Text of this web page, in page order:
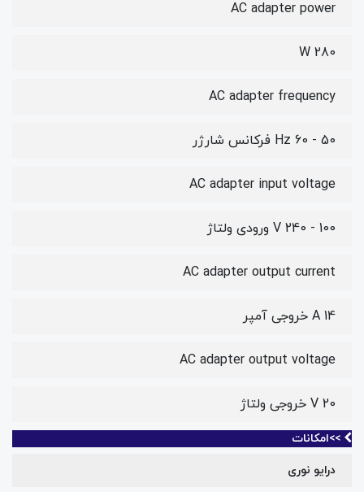
AC adapter power
280 W
AC adapter frequency
50 - 60 Hz فرکانس شارژر
AC adapter input voltage
100 - 240 V ورودی ولتاژ
AC adapter output current
14 A خروجی آمپر
AC adapter output voltage
20 V خروجی ولتاژ
>>امکانات
درایو نوری